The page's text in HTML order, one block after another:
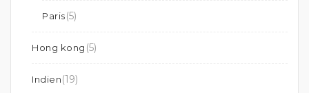
Paris(5)
Hong kong (5)
Indien(19)